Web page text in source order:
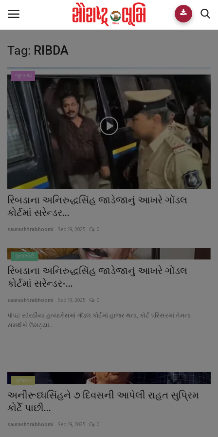
Home
E-paper
Videos
Who We Are
Live TV
Team
Guest Author
About Author
Contact
Dipotsav Special
આંતરરાષ્ટ્રીય
રાષ્ટ્રીય
જુનાગઢ
Support US
બજારના સમાચાર
Tag: RIBDA
જુનાગઢ
રિબડાના અનિરુદ્ધસિંહ જાડેજાનું આખરે ગોંડલ
કોર્ટમાં સરેન્ડર...
saurashtrabhoomi Sep 19, 2025 0
ગુનાખોરી
રિબડાના અનિરુદ્ધસિંહ જાડેજાનું આખરે ગોંડલ
કોર્ટમાં સરેન્ડર-...
saurashtrabhoomi Sep 19, 2025 0
પોપટ સોરઠીયા હત્યાકેસમાં ગોંડલ કોર્ટમાં હાજર થતા, કોર્ટ પરિસરમાં તેમના
સમર્થકો ઉમટ્યા...
ગુજરાત
અનીરૂધ્ધસિંહને ૭ દિવસની આપેલી રાહત સુપ્રિમ
કોર્ટે પાછી...
saurashtrabhoomi Sep 19, 2025 0